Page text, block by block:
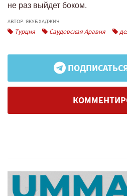
не раз выйдет боком.
АВТОР: ЯКУБ ХАДЖИЧ
Турция Саудовская Аравия